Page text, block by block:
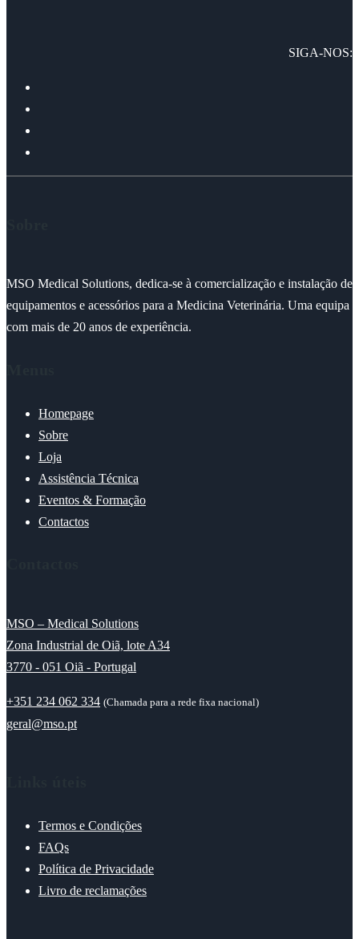
SIGA-NOS:
MSO Medical Solutions, dedica-se à comercialização e instalação de
equipamentos e acessórios para a Medicina Veterinária. Uma equipa
com mais de 20 anos de experiência.
Homepage
Sobre
Loja
Assistência Técnica
Eventos & Formação
Contactos
MSO – Medical Solutions
Zona Industrial de Oiã, lote A34
3770 - 051 Oiã - Portugal
+351 234 062 334 (Chamada para a rede fixa nacional)
geral@mso.pt
Termos e Condições
FAQs
Política de Privacidade
Livro de reclamações